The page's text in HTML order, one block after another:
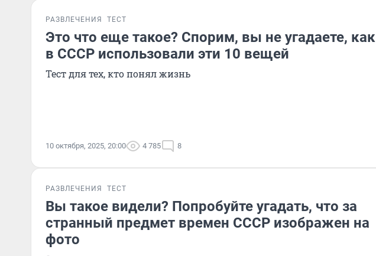
РАЗВЛЕЧЕНИЯ ТЕСТ
Это что еще такое? Спорим, вы не угадаете, как
в СССР использовали эти 10 вещей
Тест для тех, кто понял жизнь
10 октября, 2025, 20:00 4 785 8
РАЗВЛЕЧЕНИЯ ТЕСТ
Вы такое видели? Попробуйте угадать, что за
странный предмет времен СССР изображен на
фото